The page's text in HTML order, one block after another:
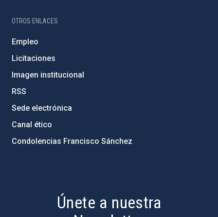
OTROS ENLACES
Empleo
Licitaciones
Imagen institucional
RSS
Sede electrónica
Canal ético
Condolencias Francisco Sánchez
Únete a nuestra